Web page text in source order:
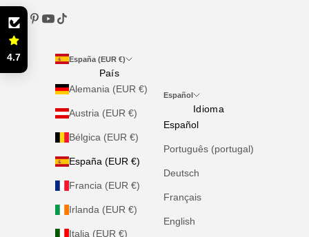
España (EUR €)
País
Alemania (EUR €)
Austria (EUR €)
Bélgica (EUR €)
España (EUR €)
Francia (EUR €)
Irlanda (EUR €)
Italia (EUR €)
Español
Idioma
Español
Português (portugal)
Deutsch
Français
English
4.7